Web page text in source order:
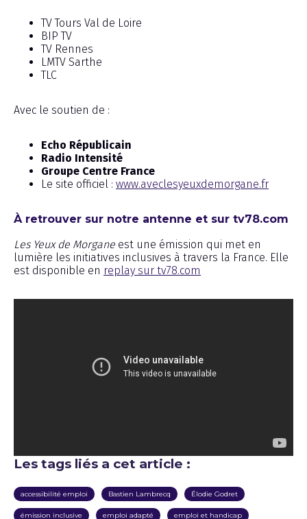
TV Tours Val de Loire
BIP TV
TV Rennes
LMTV Sarthe
TLC
Avec le soutien de :
Echo Républicain
Radio Intensité
Groupe Centre France
Le site officiel : www.aveclesyeuxdemorgane.fr
À retrouver sur notre antenne et sur tv78.com
Les Yeux de Morgane est une émission qui met en
lumière les initiatives inclusives à travers la France. Elle
est disponible en replay sur tv78.com
Les tags liés a cet article :
accessibilité emploi Bastien Lambrecq Élodie Godret
émission inclusive emploi adapté emploi et handicap